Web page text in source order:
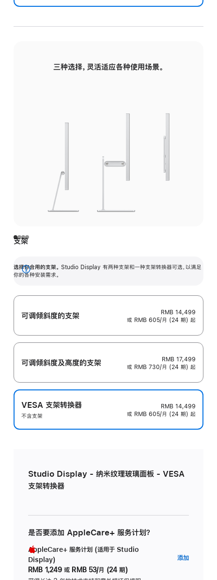
三种选择，灵活适应各种使用场景。
支架
选择你合用的支架。 Studio Display 有两种支架和一种支架转换器可选，以满足
你的各种安装需求。
展
可调倾斜度的支架
RMB 14,499
或 RMB 605/月 (24 期) 起
可调倾斜度及高‍度的支‍架
RMB 17,499
或 RMB 730/月 (24 期) 起
VESA 支架转换器
不含支架
RMB 14,499
或 RMB 605/月 (24 期) 起
Studio Display - 纳米纹理玻璃面板 - VESA
支架转换器
是否要添加 AppleCare+ 服务计划？
AppleCare+ 服务计划 (适用于 Studio
Display)
RMB 1,249 或 RMB 53/月 (24 期)
添加